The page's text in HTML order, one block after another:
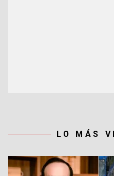
LO MÁS